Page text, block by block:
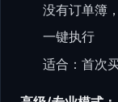
没有订单簿
一键执行
适合：首次